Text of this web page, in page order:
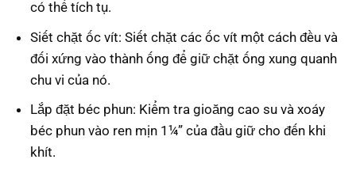
có thể tích tụ.
Siết chặt ốc vít: Siết chặt các ốc vít một cách đều và
đối xứng vào thành ống để giữ chặt ống xung quanh
chu vi của nó.
Lắp đặt béc phun: Kiểm tra gioăng cao su và xoáy
béc phun vào ren mịn 1¼” của đầu giữ cho đến khi
khít.